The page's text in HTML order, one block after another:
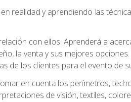
realidad y aprendiendo las
con ellos. Aprenderá a
la venta y sus mejores
de los clientes para el evento de
en cuenta los perímetros,
de visión, textiles,